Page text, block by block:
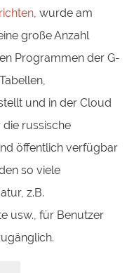
, wurde am
große Anzahl
Programmen der G-
und in der Cloud
russische
öffentlich verfügbar
so viele
z.B.
usw., für Benutzer